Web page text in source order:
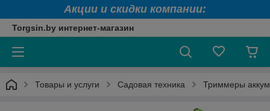
Акции и скидки компании:
Torgsin.by интернет-магазин
Товары и услуги Садовая техника Триммеры